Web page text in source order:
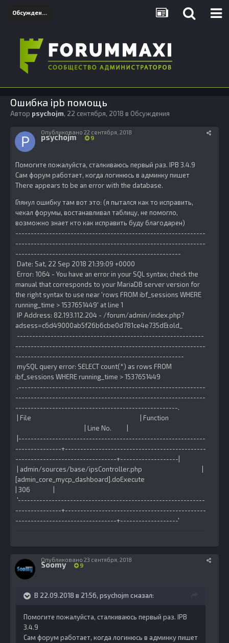
Обсуждения
Ошибка ipb помощь
Автор psychojm, 22 сентября, 2018 в Обсуждения
psychojm 9
Опубликовано 22 сентября, 2018
Помогите пожалуйста, сталкиваюсь первый раз. IPB 3.4.9
Сам форум работает, когда логинюсь в админку пишет
There appears to be an error with the database.
Глянул ошибку там вот это: (я пытался как то исправить,
чекал форумы, востанавливал таблицу, не помогло,
возможно знает кто как исправить буду благодарен)
--------------------------------------------------------------
--------------------------------------------------------------
------------------------------------------------------
Date: Sat, 22 Sep 2018 21:39:09 +0000
Error: 1064 - You have an error in your SQL syntax; check the
manual that corresponds to your MariaDB server version for
the right syntax to use near 'rows FROM ibf_sessions WHERE
running_time > 1537651449' at line 1
IP Address: 82.193.112.204 - /forum/admin/index.php?
adsess=c6d49000ab5f26b6cbe0d781ce4e735d&old_
-------------------------------------------------------------
--------------------------------------------------------------
-------------------------------------------------------
mySQL query error: SELECT count(*) as rows FROM
ibf_sessions WHERE running_time > 1537651449
.-------------------------------------------------------------
--------------------------------------------------------------
-----------------------------------------------------.
| File | Function
| Line No. |
|-------------------------------------------------------------
---------------+----------------------------------------------
---------------------------------+-------------------|
| admin/sources/base/ipsController.php |
[admin_core_mycp_dashboard].doExecute
| 306 |
'-------------------------------------------------------------
---------------+----------------------------------------------
---------------------------------+-------------------'
Soomy 9
Опубликовано 23 сентября, 2018
В 22.09.2018 в 21:56, psychojm сказал:
Помогите пожалуйста, сталкиваюсь первый раз. IPB
3.4.9
Сам форум работает, когда логинюсь в админку пишет